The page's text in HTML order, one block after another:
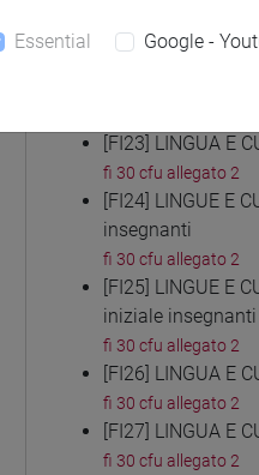
fi 30 cfu allegato 2
[FI22] LINGUE E
[FI23] LINGUA E
fi 30 cfu allegato 2
[FI24] LINGUE E
insegnanti
fi 30 cfu allegato 2
[FI25] LINGUE E
iniziale insegnanti
fi 30 cfu allegato 2
[FI26] LINGUA E
fi 30 cfu allegato 2
[FI27] LINGUA E
fi 30 cfu allegato 2
Essential Google -